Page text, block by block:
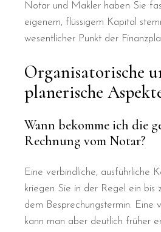
Notar und Makler haben Sie
eigenem, flüssigem Kapital
wesentlicher Punkt der
Organisatorische
planerische
Wann bekomme ich die
Rechnung vom Notar?
Eine verbindliche, ausführliche
kriegen Sie in der Regel ein bis
dem Besprechungstermin. Eine
kann man aber deutlich früher